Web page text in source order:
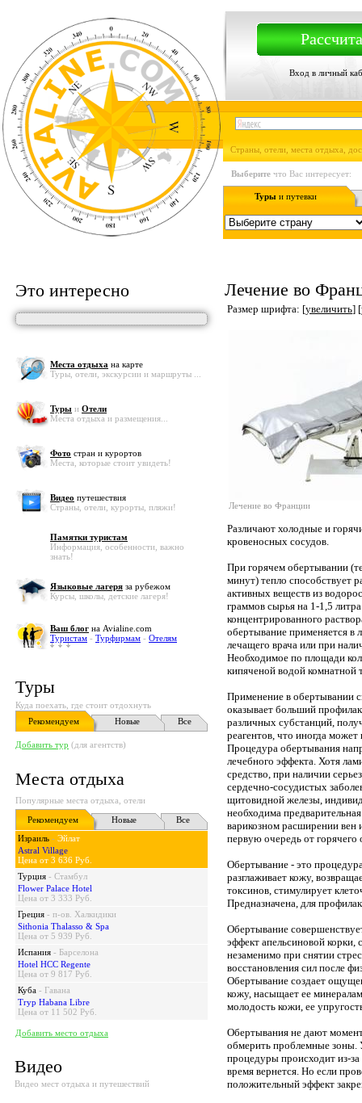
Вход в личный
Страны, отели, места отдыха,
Выберите что Вас интересует:
Туры и путевки
Это интересно
Места отдыха на карте
Туры, отели, экскурсии и маршруты ...
Туры и Отели
Места отдыха и размещения...
Фото стран и курортов
Места, которые стоит увидеть!
Видео путешествия
Страны, отели, курорты, пляжи!
Памятки туристам
Информация, особенности, важно
знать!
Языковые лагеря за рубежом
Курсы, школы, детские лагеря!
Ваш блог на Avialine.com
Туристам - Турфирмам - Отелям
Туры
Куда поехать, где стоит отдохнуть
Рекомендуем
Новые Все
Добавить тур (для агентств)
Места отдыха
Популярные места отдыха, отели
Рекомендуем
Новые
Все
Израиль - Эйлат
Astral Village
Цена от 3 636 Руб.
Турция - Стамбул
Flower Palace Hotel
Цена от 3 333 Руб.
Греция - п-ов. Халкидики
Sithonia Thalasso & Spa
Цена от 5 939 Руб.
Испания - Барселона
Hotel HCC Regente
Цена от 9 817 Руб.
Куба - Гавана
Tryp Habana Libre
Цена от 11 502 Руб.
Добавить место отдыха
Видео
Видео мест отдыха и путешествий
Лечение во
Размер шрифта: [увеличить] [
Лечение во Франции
Различают холодные и
кровеносных сосудов.
При горячем обертывании
минут) тепло способствует
активных веществ из
граммов сырья на 1-1,5
концентрированного
обертывание применяется в
лечащего врача или при
Необходимое по площади
кипяченой водой комнатной
Применение в обертывании
оказывает больший
различных субстанций,
реагентов, что иногда
Процедура обертывания
лечебного эффекта. Хотя
средство, при наличии
сердечно-сосудистых
щитовидной железы,
необходима
варикозном расширении вен
первую очередь от горячего
Обертывание - это
разглаживает кожу,
токсинов, стимулирует
Предназначена, для
Обертывание
эффект апельсиновой
незаменимо при снятии
восстановления сил после
Обертывание создает
кожу, насыщает ее
молодость кожи, ее
Обертывания не дают
обмерить проблемные зоны.
процедуры происходит из-
время вернется. Но если
положительный эффект